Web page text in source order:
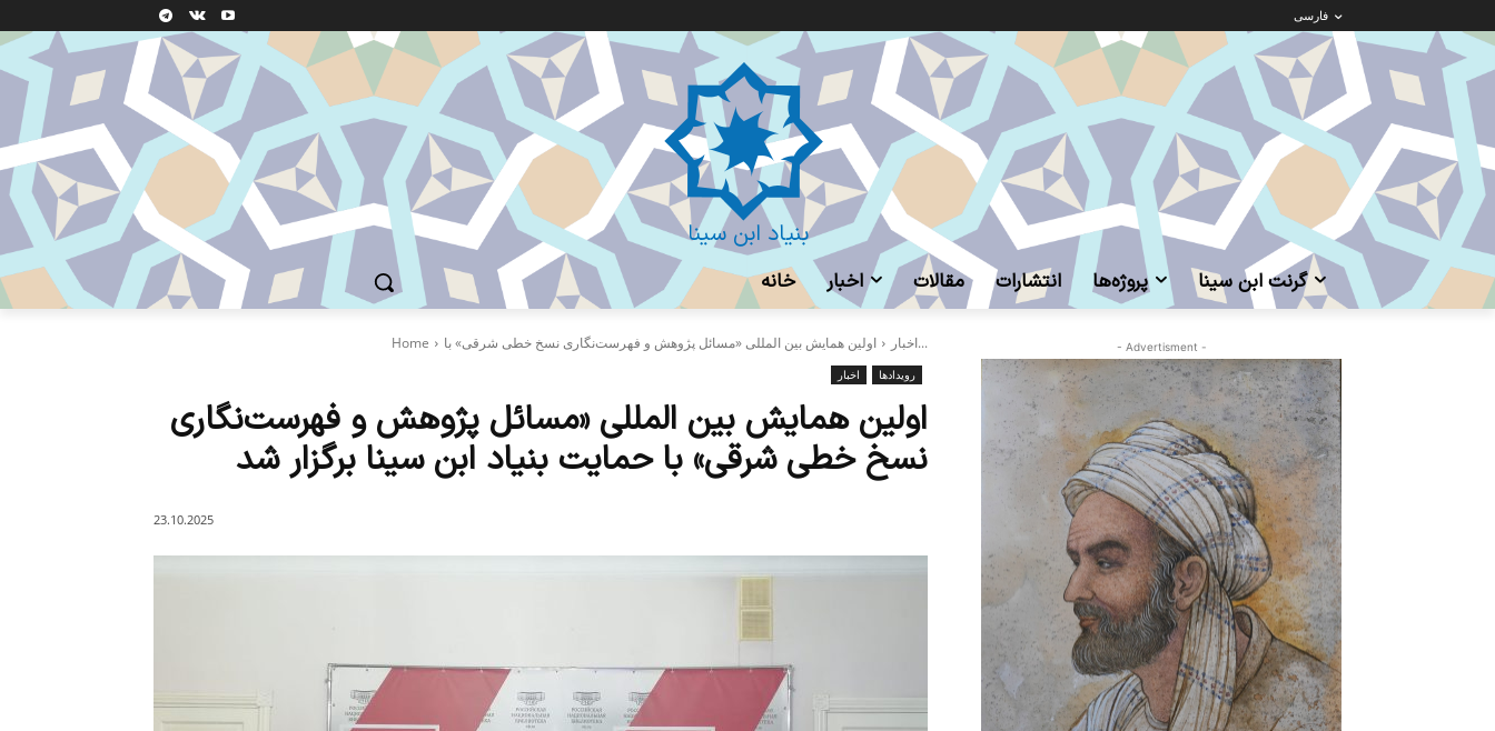
فارسی
بنیاد ابن سینا
خانه اخبار مقالات انتشارات پروژه‌ها گرنت ابن‌ سینا
Home اخباراولین همایش بین المللی «مسائل پژوهش و فهرست‌نگاری نسخ خطی شرقی» با...
اخبار رویدادها
اولین همایش بین المللی «مسائل پژوهش و فهرست‌نگاری
نسخ خطی شرقی» با حمایت بنیاد ابن سینا برگزار شد
23.10.2025
- Advertisment -